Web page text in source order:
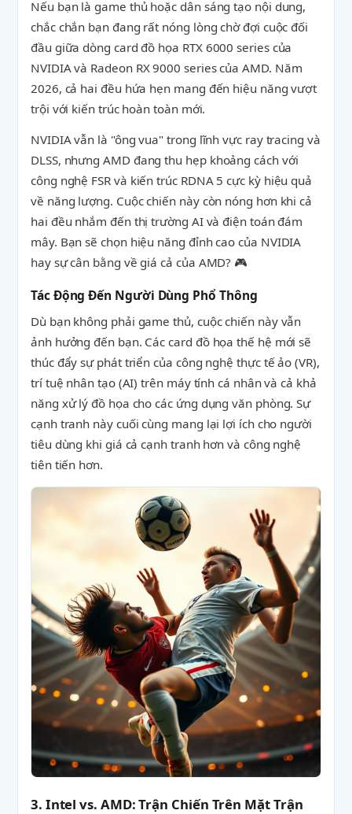
Nếu bạn là game thủ hoặc dân sáng tạo nội dung,
chắc chắn bạn đang rất nóng lòng chờ đợi cuộc đối
đầu giữa dòng card đồ họa RTX 6000 series của
NVIDIA và Radeon RX 9000 series của AMD. Năm
2026, cả hai đều hứa hẹn mang đến hiệu năng vượt
trội với kiến trúc hoàn toàn mới.
NVIDIA vẫn là "ông vua" trong lĩnh vực ray tracing và
DLSS, nhưng AMD đang thu hẹp khoảng cách với
công nghệ FSR và kiến trúc RDNA 5 cực kỳ hiệu quả
về năng lượng. Cuộc chiến này còn nóng hơn khi cả
hai đều nhắm đến thị trường AI và điện toán đám
mây. Bạn sẽ chọn hiệu năng đỉnh cao của NVIDIA
hay sự cân bằng về giá cả của AMD? 🎮
Tác Động Đến Người Dùng Phổ Thông
Dù bạn không phải game thủ, cuộc chiến này vẫn
ảnh hưởng đến bạn. Các card đồ họa thế hệ mới sẽ
thúc đẩy sự phát triển của công nghệ thực tế ảo (VR),
trí tuệ nhân tạo (AI) trên máy tính cá nhân và cả khả
năng xử lý đồ họa cho các ứng dụng văn phòng. Sự
cạnh tranh này cuối cùng mang lại lợi ích cho người
tiêu dùng khi giá cả cạnh tranh hơn và công nghệ
tiên tiến hơn.
3. Intel vs. AMD: Trận Chiến Trên Mặt Trận